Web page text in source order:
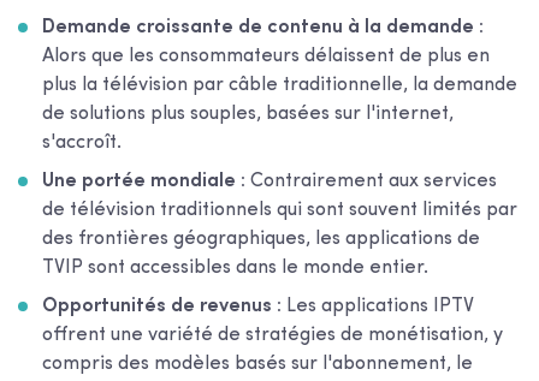
Demande croissante de contenu à la demande :
Alors que les consommateurs délaissent de plus en
plus la télévision par câble traditionnelle, la demande
de solutions plus souples, basées sur l'internet,
s'accroît.
Une portée mondiale : Contrairement aux services
de télévision traditionnels qui sont souvent limités par
des frontières géographiques, les applications de
TVIP sont accessibles dans le monde entier.
Opportunités de revenus : Les applications IPTV
offrent une variété de stratégies de monétisation, y
compris des modèles basés sur l'abonnement, le